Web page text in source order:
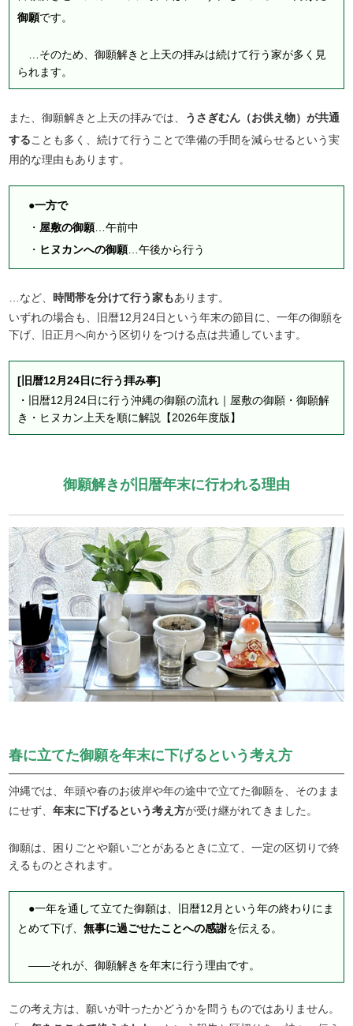
御願です。
…そのため、御願解きと上天の拝みは続けて行う家が多く見
られます。
また、御願解きと上天の拝みでは、
うさぎむん（お供え物）が共通
することも多く、続けて行うことで準備の手間を減らせるという実
用的な理由もあります。
●一方で
・ 屋敷の御願…午前中
・ ヒヌカンへの御願…午後から行う
…など、 時間帯を分けて行う家もあります。
いずれの場合も、旧暦12月24日という年末の節目に、一年の御願を
下げ、旧正月へ向かう区切りをつける点は共通しています。
[旧暦12月24日に行う拝み事]
・
旧暦12月24日に行う沖縄の御願の流れ｜屋敷の御願・御願解
き・ヒヌカン上天を順に解説【2026年度版】
御願解きが旧暦年末に行われる理由
春に立てた御願を年末に下げるという考え方
沖縄では、年頭や春のお彼岸や年の途中で立てた御願を、そのまま
にせず、年末に下げるという考え方が受け継がれてきました。
御願は、困りごとや願いごとがあるときに立て、一定の区切りで終
えるものとされます。
●一年を通して立てた御願は、旧暦12月という年の終わりにま
とめて下げ、無事に過ごせたことへの感謝を伝える。
――それが、御願解きを年末に行う理由です。
この考え方は、願いが叶ったかどうかを問うものではありません。